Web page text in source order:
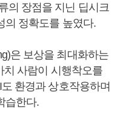
의 장점을 지닌 딥시크
의 정확도를 높였다.
은 보상을 최대화하는
치 사람이 시행착오를
환경과 상호작용하며
습한다.